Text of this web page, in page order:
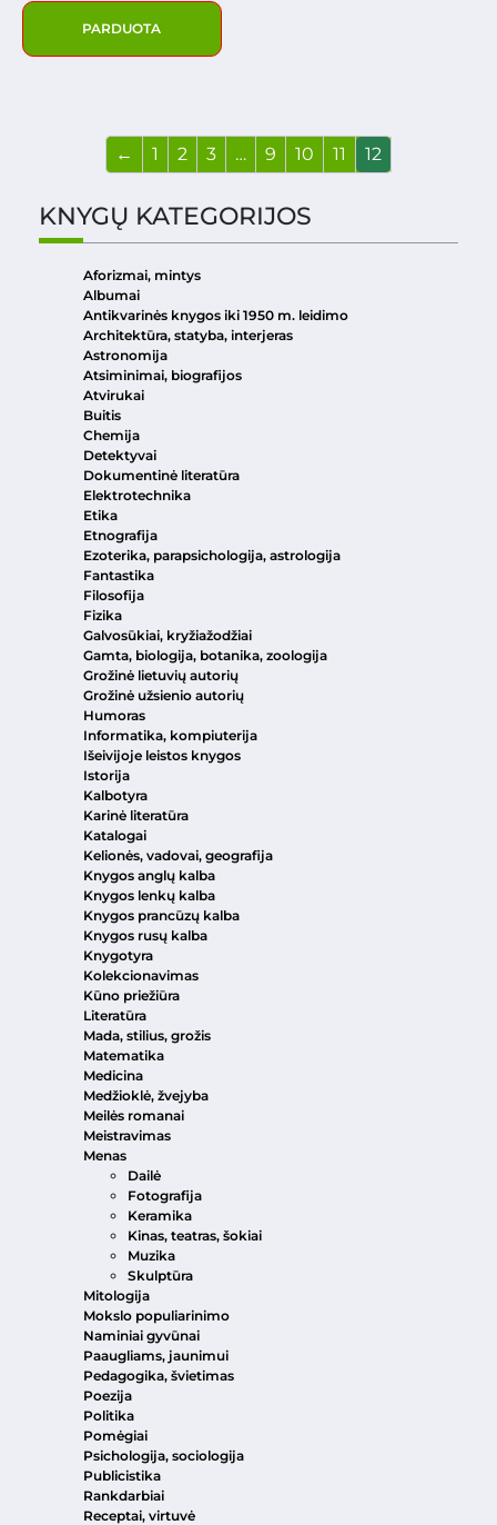
PARDUOTA
← 1 2 3 … 9 10 11 12
KNYGŲ KATEGORIJOS
Aforizmai, mintys
Albumai
Antikvarinės knygos iki 1950 m. leidimo
Architektūra, statyba, interjeras
Astronomija
Atsiminimai, biografijos
Atvirukai
Buitis
Chemija
Detektyvai
Dokumentinė literatūra
Elektrotechnika
Etika
Etnografija
Ezoterika, parapsichologija, astrologija
Fantastika
Filosofija
Fizika
Galvosūkiai, kryžiažodžiai
Gamta, biologija, botanika, zoologija
Grožinė lietuvių autorių
Grožinė užsienio autorių
Humoras
Informatika, kompiuterija
Išeivijoje leistos knygos
Istorija
Kalbotyra
Karinė literatūra
Katalogai
Kelionės, vadovai, geografija
Knygos anglų kalba
Knygos lenkų kalba
Knygos prancūzų kalba
Knygos rusų kalba
Knygotyra
Kolekcionavimas
Kūno priežiūra
Literatūra
Mada, stilius, grožis
Matematika
Medicina
Medžioklė, žvejyba
Meilės romanai
Meistravimas
Menas
Dailė
Fotografija
Keramika
Kinas, teatras, šokiai
Muzika
Skulptūra
Mitologija
Mokslo populiarinimo
Naminiai gyvūnai
Paaugliams, jaunimui
Pedagogika, švietimas
Poezija
Politika
Pomėgiai
Psichologija, sociologija
Publicistika
Rankdarbiai
Receptai, virtuvė